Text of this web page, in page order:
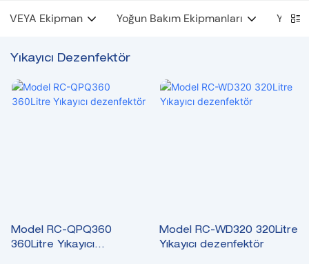
VEYA Ekipman Yoğun Bakım Ekipmanları YYBÜ
Yıkayıcı Dezenfektör
Model RC-QPQ360
360Litre Yıkayıcı
Model RC-WD320 320Litre
Yıkayıcı dezenfektör